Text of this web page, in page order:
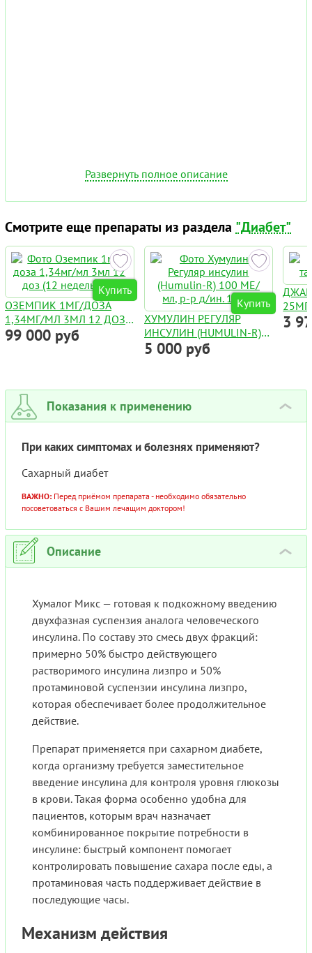
Развернуть полное описание
Смотрите еще препараты из раздела "Диабет"
Купить
ОЗЕМПИК 1МГ/ДОЗА
1,34МГ/МЛ 3МЛ 12 ДОЗ
(12 НЕДЕЛЬ/УП)!
99 000 руб
Купить
ХУМУЛИН РЕГУЛЯР
ИНСУЛИН (HUMULIN-R)
100 МЕ/МЛ, Р-Р Д/ИН. 10
5 000 руб
3
Показания к применению ›
При каких симптомах и болезнях применяют?
Сахарный диабет
ВАЖНО: Перед приёмом препарата - необходимо обязательно
посоветоваться с Вашим лечащим доктором!
Описание ›
Хумалог Микс — готовая к подкожному введению
двухфазная суспензия аналога человеческого
инсулина. По составу это смесь двух фракций:
примерно 50% быстро действующего
растворимого инсулина лизпро и 50%
протаминовой суспензии инсулина лизпро,
которая обеспечивает более продолжительное
действие.
Препарат применяется при сахарном диабете,
когда организму требуется заместительное
введение инсулина для контроля уровня глюкозы
в крови. Такая форма особенно удобна для
пациентов, которым врач назначает
комбинированное покрытие потребности в
инсулине: быстрый компонент помогает
контролировать повышение сахара после еды, а
протаминовая часть поддерживает действие в
последующие часы.
Механизм действия